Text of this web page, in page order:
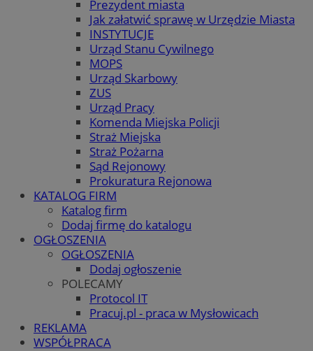
Prezydent miasta
Jak załatwić sprawę w Urzędzie Miasta
INSTYTUCJE
Urząd Stanu Cywilnego
MOPS
Urząd Skarbowy
ZUS
Urząd Pracy
Komenda Miejska Policji
Straż Miejska
Straż Pożarna
Sąd Rejonowy
Prokuratura Rejonowa
KATALOG FIRM
Katalog firm
Dodaj firmę do katalogu
OGŁOSZENIA
OGŁOSZENIA
Dodaj ogłoszenie
POLECAMY
Protocol IT
Pracuj.pl - praca w Mysłowicach
REKLAMA
WSPÓŁPRACA